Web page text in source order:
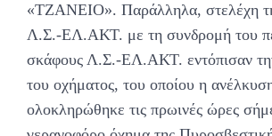
«ΤΖΑΝΕΙΟ». Παράλληλα, στελέχη
Λ.Σ.-ΕΛ.ΑΚΤ. με τη συνδρομή του
σκάφους Λ.Σ.-ΕΛ.ΑΚΤ. εντόπισαν
του οχήματος, του οποίου η
ολοκληρώθηκε τις πρωινές ώρες